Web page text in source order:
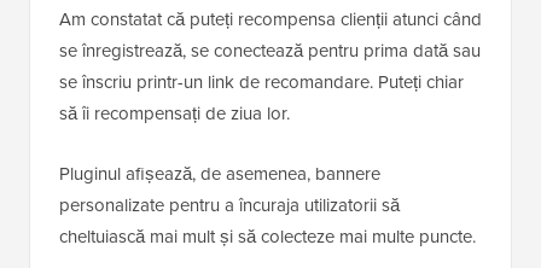
Am constatat că puteți recompensa clienții atunci când
se înregistrează, se conectează pentru prima dată sau
se înscriu printr-un link de recomandare. Puteți chiar
să îi recompensați de ziua lor.
Pluginul afișează, de asemenea, bannere
personalizate pentru a încuraja utilizatorii să
cheltuiască mai mult și să colecteze mai multe puncte.